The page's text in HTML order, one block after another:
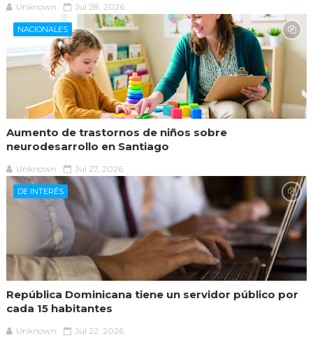
Unknown Jul 28, 2026
NACIONALES
Aumento de trastornos de niños sobre
neurodesarrollo en Santiago
Unknown Jul 27, 2026
DE INTERÉS
República Dominicana tiene un servidor público por
cada 15 habitantes
Unknown Jul 22, 2026